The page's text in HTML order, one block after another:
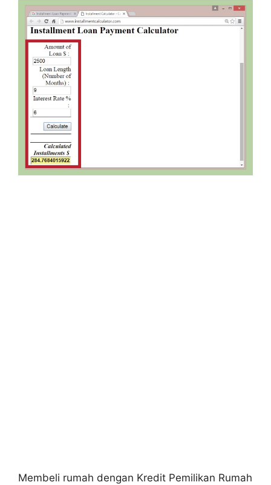
Membeli rumah dengan Kredit Pemilikan Rumah